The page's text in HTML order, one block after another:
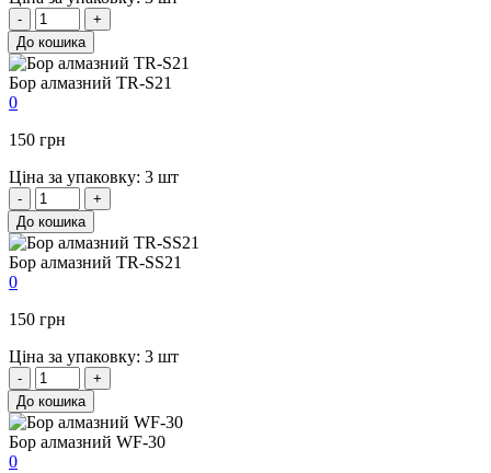
-
+
До кошика
Бор алмазний TR-S21
0
150 грн
Ціна за упаковку: 3 шт
-
+
До кошика
Бор алмазний TR-SS21
0
150 грн
Ціна за упаковку: 3 шт
-
+
До кошика
Бор алмазний WF-30
0